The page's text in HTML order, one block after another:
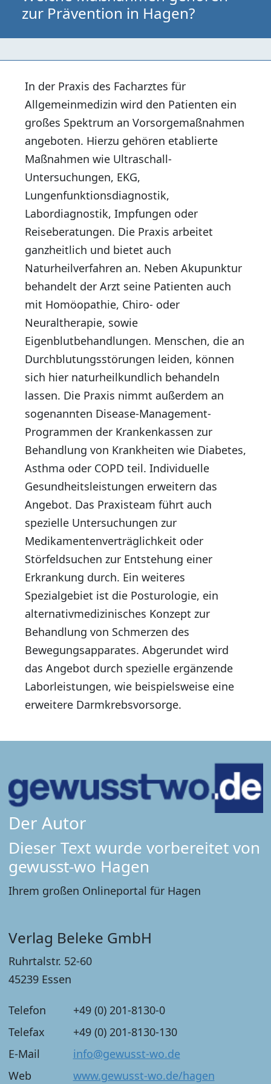
zur Prävention in Hagen?
In der Praxis des Facharztes für
Allgemeinmedizin wird den Patienten ein
großes Spektrum an Vorsorgemaßnahmen
angeboten. Hierzu gehören etablierte
Maßnahmen wie Ultraschall-
Untersuchungen, EKG,
Lungenfunktionsdiagnostik,
Labordiagnostik, Impfungen oder
Reiseberatungen. Die Praxis arbeitet
ganzheitlich und bietet auch
Naturheilverfahren an. Neben Akupunktur
behandelt der Arzt seine Patienten auch
mit Homöopathie, Chiro- oder
Neuraltherapie, sowie
Eigenblutbehandlungen. Menschen, die an
Durchblutungsstörungen leiden, können
sich hier naturheilkundlich behandeln
lassen. Die Praxis nimmt außerdem an
sogenannten Disease-Management-
Programmen der Krankenkassen zur
Behandlung von Krankheiten wie Diabetes,
Asthma oder COPD teil. Individuelle
Gesundheitsleistungen erweitern das
Angebot. Das Praxisteam führt auch
spezielle Untersuchungen zur
Medikamentenverträglichkeit oder
Störfeldsuchen zur Entstehung einer
Erkrankung durch. Ein weiteres
Spezialgebiet ist die Posturologie, ein
alternativmedizinisches Konzept zur
Behandlung von Schmerzen des
Bewegungsapparates. Abgerundet wird
das Angebot durch spezielle ergänzende
Laborleistungen, wie beispielsweise eine
erweitere Darmkrebsvorsorge.
Der Autor
Dieser Text wurde vorbereitet von
gewusst-wo Hagen
Ihrem großen Onlineportal für Hagen
Verlag Beleke GmbH
Ruhrtalstr. 52-60
45239 Essen
Telefon
+49 (0) 201-8130-0
Telefax
+49 (0) 201-8130-130
E-Mail
info@gewusst-wo.de
Web
www.gewusst-wo.de/hagen